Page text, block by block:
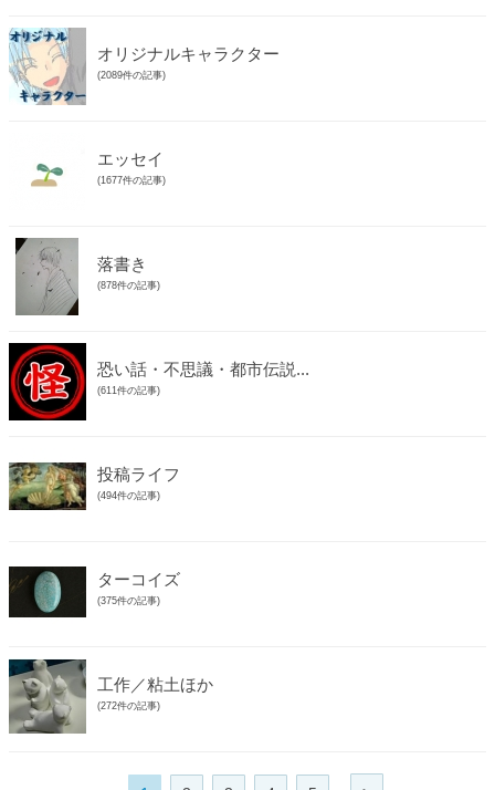
オリジナルキャラクター
(2089件の記事)
エッセイ
(1677件の記事)
落書き
(878件の記事)
恐い話・不思議・都市伝説...
(611件の記事)
投稿ライフ
(494件の記事)
ターコイズ
(375件の記事)
工作／粘土ほか
(272件の記事)